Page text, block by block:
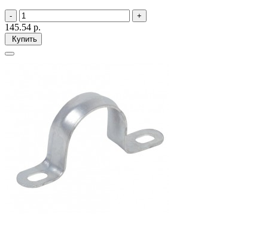
145.54 р.
Купить